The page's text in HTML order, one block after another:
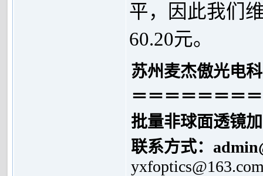
平，因此我们
60.20元。
苏州麦杰傲光电
＝＝＝＝＝＝＝
批量非球面透镜
联系方式：